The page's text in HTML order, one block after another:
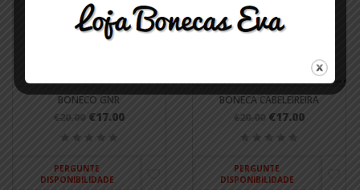
BONECO GNR
€20.00 €17.00
PERGUNTE
DISPONIBILIDADE
BONECA CABELEIREIRA
€20.00 €17.00
PERGUNTE
DISPONIBILIDADE